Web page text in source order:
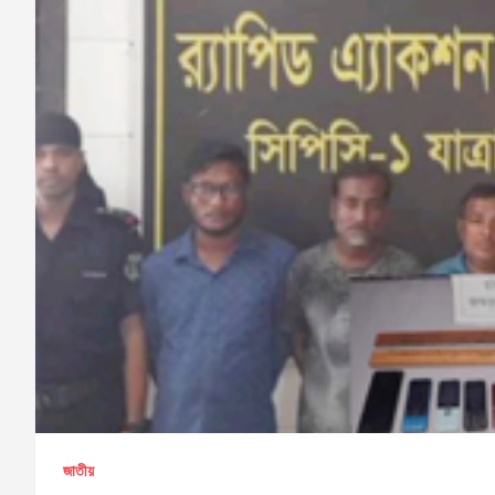
জাতীয়